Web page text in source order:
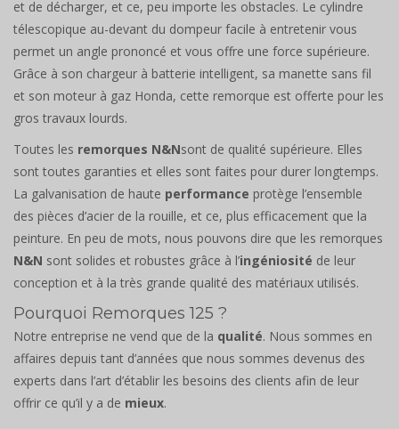
et de décharger, et ce, peu importe les obstacles. Le cylindre
télescopique au-devant du dompeur facile à entretenir vous
permet un angle prononcé et vous offre une force supérieure.
Grâce à son chargeur à batterie intelligent, sa manette sans fil
et son moteur à gaz Honda, cette remorque est offerte pour les
gros travaux lourds.
Toutes les remorques N&Nsont de qualité supérieure. Elles
sont toutes garanties et elles sont faites pour durer longtemps.
La galvanisation de haute performance protège l’ensemble
des pièces d’acier de la rouille, et ce, plus efficacement que la
peinture. En peu de mots, nous pouvons dire que les remorques
N&N sont solides et robustes grâce à l’ingéniosité de leur
conception et à la très grande qualité des matériaux utilisés.
Pourquoi Remorques 125 ?
Notre entreprise ne vend que de la qualité. Nous sommes en
affaires depuis tant d’années que nous sommes devenus des
experts dans l’art d’établir les besoins des clients afin de leur
offrir ce qu’il y a de mieux.